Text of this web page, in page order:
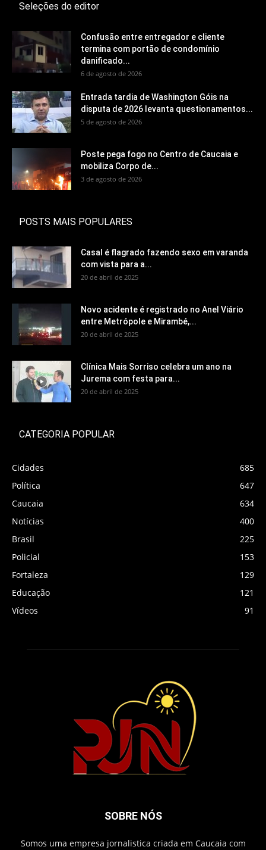
Seleções do editor
Confusão entre entregador e cliente
termina com portão de condomínio
danificado...
6 de agosto de 2026
Entrada tardia de Washington Góis na
disputa de 2026 levanta questionamentos...
5 de agosto de 2026
Poste pega fogo no Centro de Caucaia e
mobiliza Corpo de...
3 de agosto de 2026
POSTS MAIS POPULARES
Casal é flagrado fazendo sexo em varanda
com vista para a...
20 de abril de 2025
Novo acidente é registrado no Anel Viário
entre Metrópole e Mirambé,...
20 de abril de 2025
Clínica Mais Sorriso celebra um ano na
Jurema com festa para...
20 de abril de 2025
CATEGORIA POPULAR
Cidades
685
Política
647
Caucaia
634
Notícias
400
Brasil
225
Policial
153
Fortaleza
129
Educação
121
Vídeos
91
SOBRE NÓS
Somos uma empresa jornalistica criada em Caucaia com